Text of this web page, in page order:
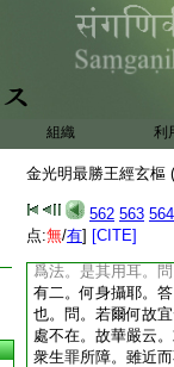
組織 利
金光明最勝王經玄樞
562 563 564
点:無/有] [CITE]
云。梵網説三重佛通
是擧八相成道所現之
最麁之相。況顯淨土
與佛法之本相應。如
者。取樹下成道非
身。若爾他受用身
身本者何關應身。
是三難雖不足言。
況顯無量。審見此
起虛言。又先爲者
爲法。是其用耳。
有二。何身攝耶。
也。問。若爾何故
處不在。故華嚴云
衆生罪所障。雖近